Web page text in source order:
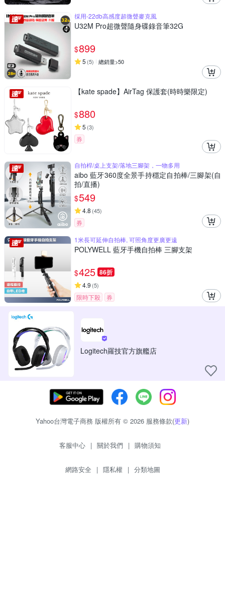
採用-22db高感度超微聲麥克風
U32M Pro超微聲隨身碟錄音筆32G
$899
5 (5) 總銷量>50
【kate spade】AirTag 保護套(時時樂限定)
$880
5 (3)
券
自拍桿/桌上支架/落地三腳架，一物多用
aibo 藍牙360度全景手持穩定自拍棒/三腳架(自
拍/直播)
$549
4.8 (45)
券
1米長可延伸自拍棒, 可照角度更廣更遠
POLYWELL 藍牙手機自拍棒 三腳支架
$425 86折
4.9 (5)
限時下殺 券
Logitech羅技官方旗艦店
Yahoo台灣電子商務 版權所有 © 2026 服務條款(更新)
客服中心 | 關於我們 | 購物須知
網路安全 | 隱私權 | 分類地圖